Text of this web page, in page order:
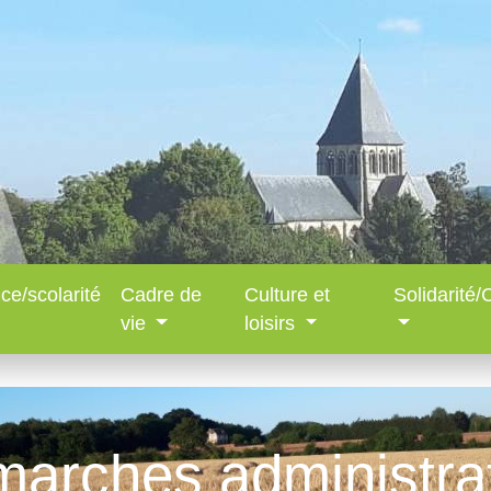
scolarité
Cadre de
vie
Culture et
loisirs
Solidarité/